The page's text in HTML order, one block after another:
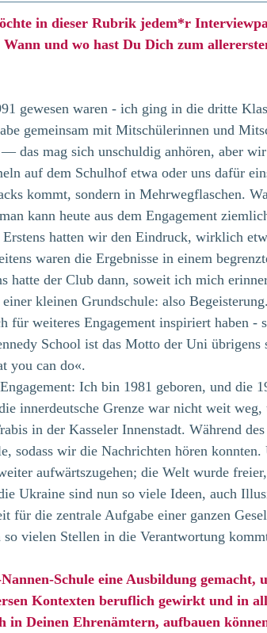
in dieser Rubrik jedem*r
Wann und wo hast Du Dich zum
gewesen waren - ich ging in die dritte
gemeinsam mit Mitschülerinnen und
das mag sich unschuldig anhören, aber wir
auf dem Schulhof etwa oder uns dafür
kommt, sondern in Mehrwegflaschen.
kann heute aus dem Engagement
Erstens hatten wir den Eindruck, wirklich
waren die Ergebnisse in einem
hatte der Club dann, soweit ich mich
kleinen Grundschule: also
für weiteres Engagement inspiriert haben -
School ist das Motto der Uni
you can do«.
Ich bin 1981 geboren, und die
innerdeutsche Grenze war nicht weit weg,
in der Kasseler Innenstadt. Während
sodass wir die Nachrichten hören konnten.
aufwärtszugehen; die Welt wurde
Ukraine sind nun so viele Ideen, auch
für die zentrale Aufgabe einer ganzen
vielen Stellen in die Verantwortung
Schule eine Ausbildung
Kontexten beruflich gewirkt und in
in Deinen Ehrenämtern, aufbauen